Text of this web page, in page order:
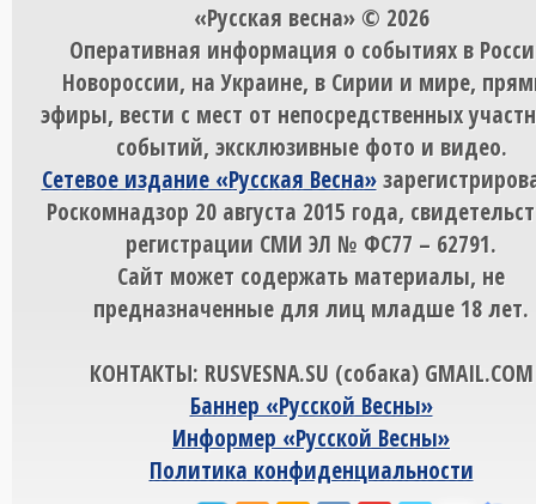
«Русская весна» © 2026
Оперативная информация о событиях в
Новороссии, на Украине, в Сирии и мире,
эфиры, вести с мест от непосредственных
событий, эксклюзивные фото и видео.
Сетевое издание «Русская Весна»
Роскомнадзор 20 августа 2015 года,
регистрации СМИ ЭЛ № ФС77 – 62791.
Сайт может содержать материалы, не
предназначенные для лиц младше 18 лет.
КОНТАКТЫ: RUSVESNA.SU (собака) GMAIL.COM
Баннер «Русской Весны»
Информер «Русской Весны»
Политика конфиденциальности